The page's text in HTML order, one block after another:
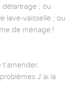
détartrage ; ou
lave-vaisselle ; ou
de ménage !
J’ai la